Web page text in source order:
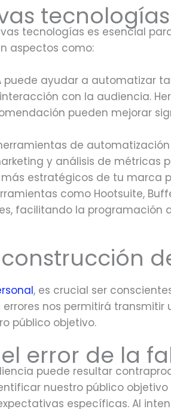
tecnologías
tecnologías es esencial
aspectos como:
puede ayudar a automatizar
con la audiencia.
pueden mejorar
de
y análisis de métricas
estratégicos de tu marca
como Hootsuite,
facilitando la programación
, es crucial ser
nos permitirá
público objetivo.
error de la
puede resultar
nuestro público
específicas. Al